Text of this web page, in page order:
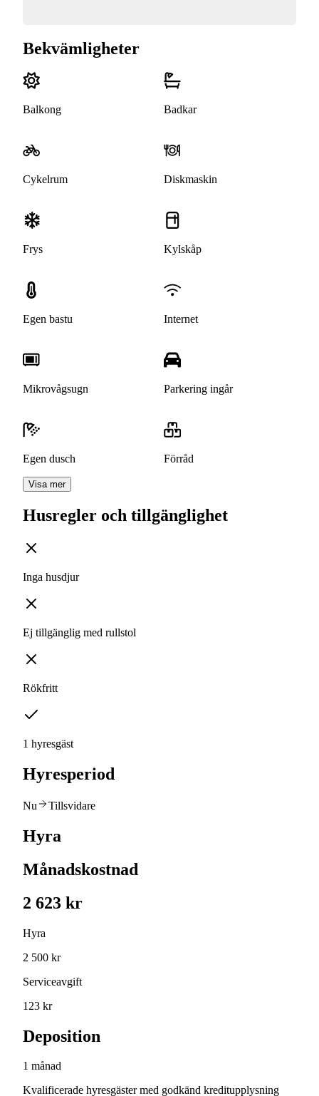
Bekvämligheter
Balkong Badkar
Cykelrum Diskmaskin
Frys Kylskåp
Egen bastu Internet
Mikrovågsugn Parkering ingår
Egen dusch Förråd
Visa mer
Husregler och tillgänglighet
Inga husdjur
Ej tillgänglig med rullstol
Rökfritt
1 hyresgäst
Hyresperiod
Nu Tillsvidare
Hyra
Månadskostnad
2 623 kr
Hyra
2 500 kr
Serviceavgift
123 kr
Deposition
1 månad
Kvalificerade hyresgäster med godkänd kreditupplysning